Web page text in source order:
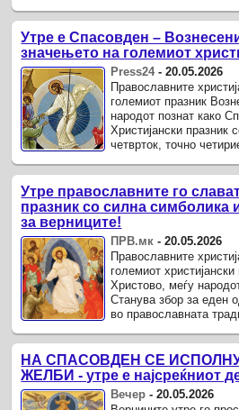
Утре е Спасовден –
значењето на големиот
Press24-20.05.2026
Православните
големиот празник
народот познат како
Христијански празник
четврток, точно
Утре православните го
празник со силна симболика
за верниците!
ПРВ.мк -20.05.2026
Православните
големиот
Христово, меѓу
Станува збор за еден
во православната
НА СПАСОВДЕН СЕ
ЖЕЛБИ - утре е најсреќниот
Вечер -20.05.2026